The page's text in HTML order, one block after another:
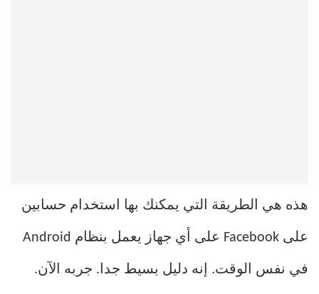
هذه هي الطريقة التي يمكنك بها استخدام حسابين
على Facebook على أي جهاز يعمل بنظام Android
في نفس الوقت. إنه دليل بسيط جدا. جربه الآن.